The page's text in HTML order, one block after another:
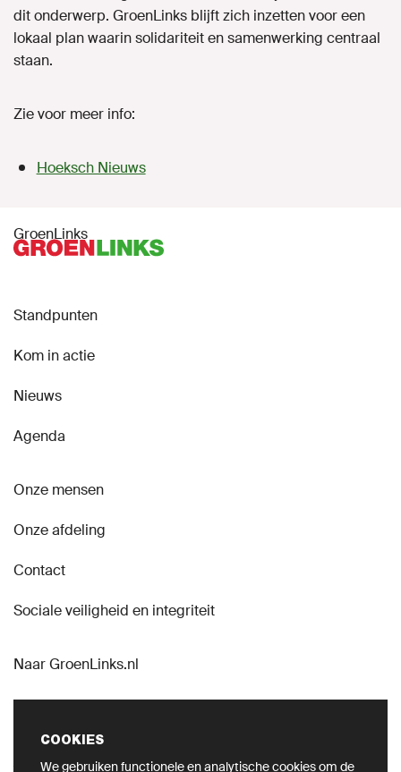
COOKIES
We gebruiken functionele en analytische cookies om de
dit onderwerp. GroenLinks blijft zich inzetten voor een
lokaal plan waarin solidariteit en samenwerking centraal
staan.
Zie voor meer info:
Hoeksch Nieuws
GroenLinks
Standpunten
Kom in actie
Nieuws
Agenda
Onze mensen
Onze afdeling
Contact
Sociale veiligheid en integriteit
Naar GroenLinks.nl